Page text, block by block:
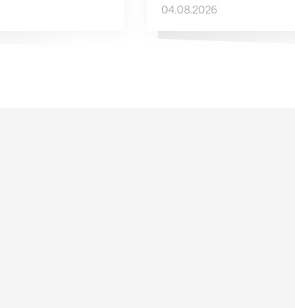
04.08.2026